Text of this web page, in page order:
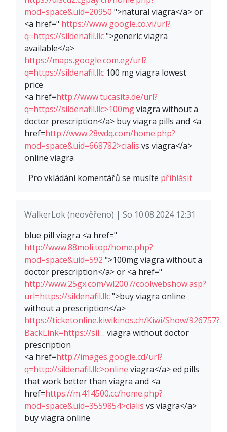
mod=space&uid=20950 ">natural viagra</a> or
<a href=" https://www.google.co.vi/url?
q=https://sildenafil.llc">generic viagra
available</a>
https://maps.google.com.eg/url?
q=https://sildenafil.llc 100 mg viagra lowest
price
<a href=http://www.tucasita.de/url?
q=https://sildenafil.llc>100mgviagra without a
doctor prescription</a> buy viagra pills and <a
href=http://www.28wdq.com/home.php?
mod=space&uid=668782>cialis vs viagra</a>
online viagra
Pro vkládání komentářů se musíte přihlásit
WalkerLok (neověřeno) | So 10.08.2024 12:31
blue pill viagra <a href="
http://www.88moli.top/home.php?
mod=space&uid=592 ">100mg viagra without a
doctor prescription</a> or <a href="
http://www.25gx.com/wl2007/coolwebshow.asp?
url=https://sildenafil.llc">buy viagra online
without a prescription</a>
https://ticketonline.kiwikinos.ch/Kiwi/Show/926757?
BackLink=https://sil… viagra without doctor
prescription
<a href=http://images.google.cd/url?
q=http://sildenafil.llc>online viagra</a> ed pills
that work better than viagra and <a
href=https://m.414500.cc/home.php?
mod=space&uid=3559854>cialis vs viagra</a>
buy viagra online